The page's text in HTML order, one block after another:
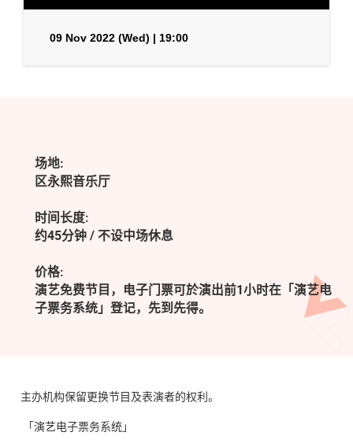
09 Nov 2022 (Wed) | 19:00
场地:
区永熙音乐厅
时间长度:
约45分钟 / 不设中场休息
价格:
演艺免费节目，电子门票可於演出前1小时在「演艺电
子票务系统」登记，先到先得。
主办机构保留更换节目及表演者的权利。
「演艺电子票务系统」